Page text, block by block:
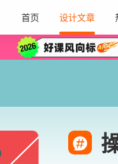
首页 设计文章